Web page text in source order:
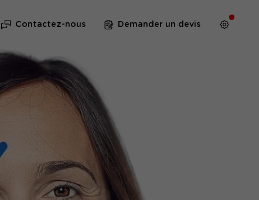
Contactez-nous Demander un devis